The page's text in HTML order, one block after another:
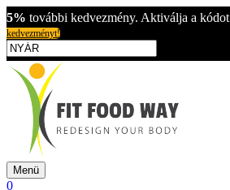
5% további kedvezmény. Aktiválja a kódot
kedvezményt!
Menü
0